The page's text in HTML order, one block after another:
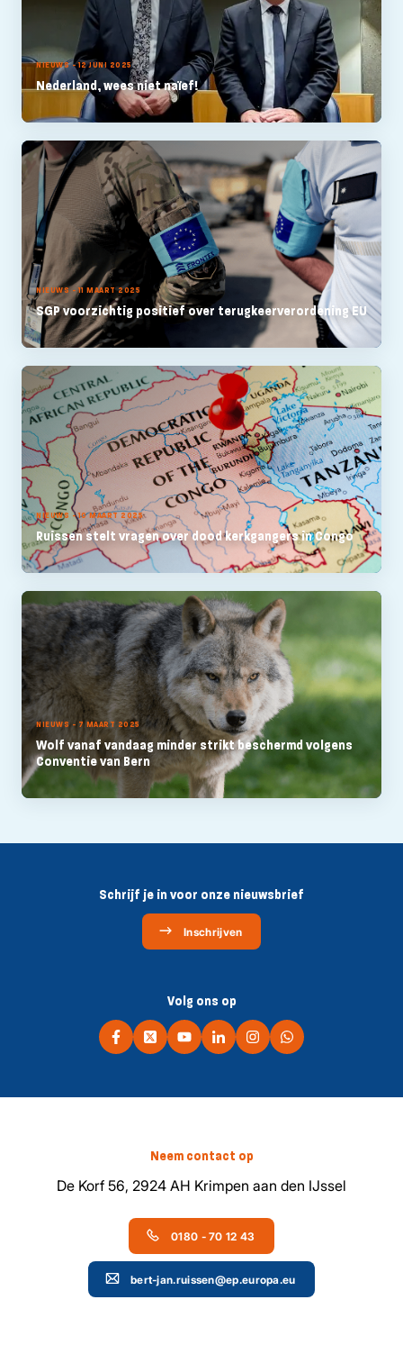
NIEUWS - 12 JUNI 2025
Nederland, wees niet naïef!
NIEUWS - 11 MAART 2025
SGP voorzichtig positief over terugkeerverordening EU
NIEUWS - 10 MAART 2025
Ruissen stelt vragen over dood kerkgangers in Congo
NIEUWS - 7 MAART 2025
Wolf vanaf vandaag minder strikt beschermd volgens
Conventie van Bern
Schrijf je in voor onze nieuwsbrief
Inschrijven
Volg ons op
Neem contact op
De Korf 56, 2924 AH Krimpen aan den IJssel
0180 - 70 12 43
bert-jan.ruissen@ep.europa.eu